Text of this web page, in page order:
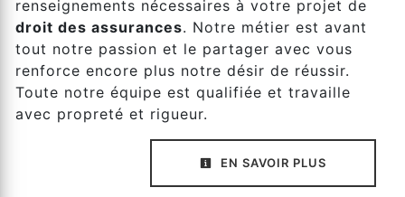
renseignements nécessaires à votre projet de
droit des assurances. Notre métier est avant
tout notre passion et le partager avec vous
renforce encore plus notre désir de réussir.
Toute notre équipe est qualifiée et travaille
avec propreté et rigueur.
EN SAVOIR PLUS